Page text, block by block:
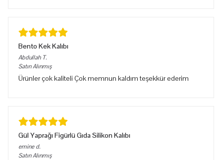
Bento Kek Kalıbı
Abdullah T.
Satın Alınmış
Ürünler çok kaliteli Çok memnun kaldım teşekkür ederim
Gül Yaprağı Figürlü Gıda Silikon Kalıbı
emine d.
Satın Alınmış